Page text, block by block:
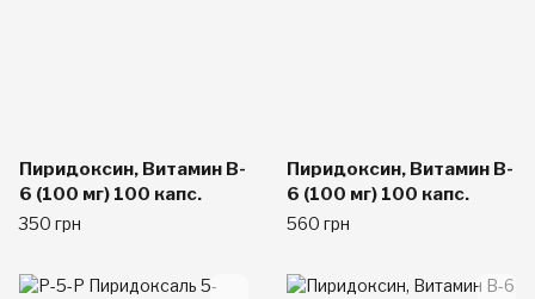
Пиридоксин, Витамин B-
6 (100 мг) 100 капс.
350 грн
Пиридоксин, Витамин B-
6 (100 мг) 100 капс.
560 грн